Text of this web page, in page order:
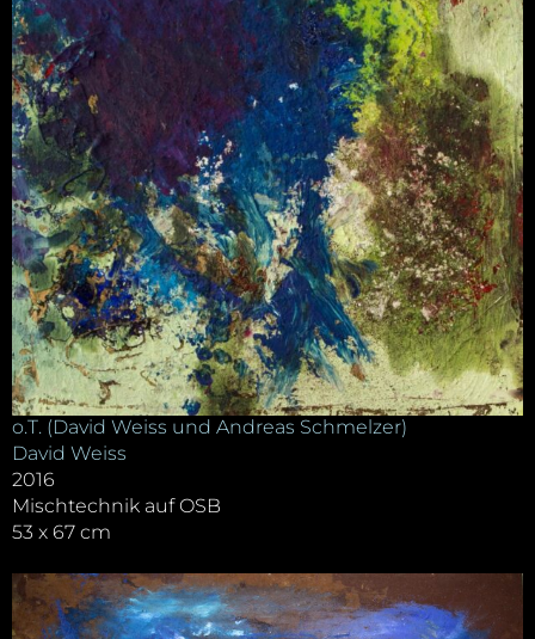
o.T. (David Weiss und Andreas Schmelzer)
David Weiss
2016
Mischtechnik auf OSB
53 x 67 cm